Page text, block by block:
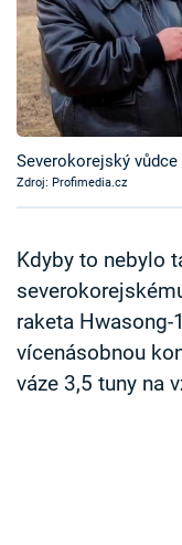
Časopis
Sledujte prima+
Přihlášení
Severokorejský
Zdroj: Profimedia.cz
Kdyby to nebylo
raketa
vícenásobnou
váze 3,5 tuny na